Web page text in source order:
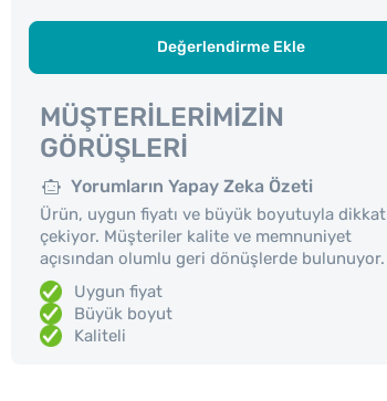
Değerlendirme Ekle
MÜŞTERILERIMIZIN
GÖRÜŞLERI
Yorumların Yapay Zeka Özeti
Ürün, uygun fiyatı ve büyük boyutuyla dikkat
çekiyor. Müşteriler kalite ve memnuniyet
açısından olumlu geri dönüşlerde bulunuyor.
Uygun fiyat
Büyük boyut
Kaliteli